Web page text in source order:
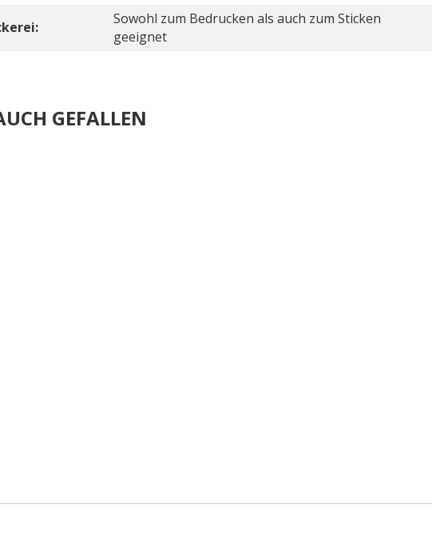
Sowohl zum Bedrucken als auch zum Sticken
geeignet
GEFALLEN